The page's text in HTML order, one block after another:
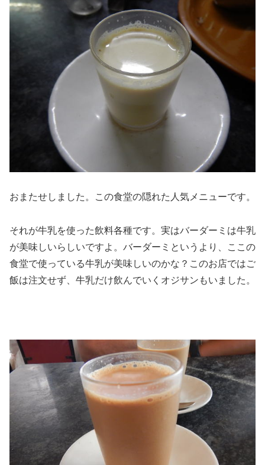
おまたせしました。この食堂の隠れた人気メニューです。
それが牛乳を使った飲料各種です。実はバーダーミは牛乳
が美味しいらしいですよ。バーダーミというより、ここの
食堂で使っている牛乳が美味しいのかな？このお店ではご
飯は注文せず、牛乳だけ飲んでいくオジサンもいました。